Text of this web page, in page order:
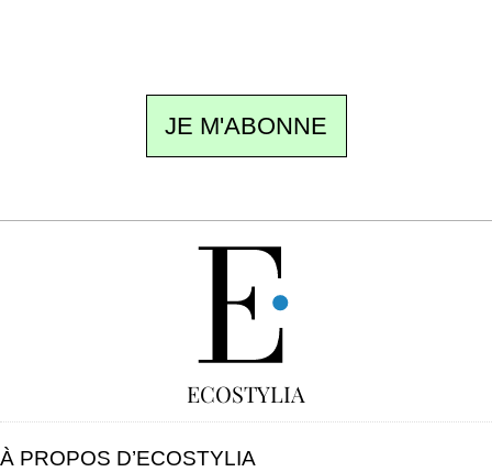
JE M'ABONNE
ECOSTYLIA
À PROPOS D’ECOSTYLIA